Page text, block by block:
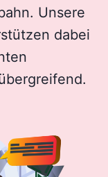
Unsere
dabei